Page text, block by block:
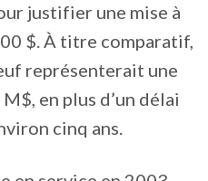
justifier une mise à
$. À titre comparatif,
représenterait une
en plus d’un délai
cinq ans.